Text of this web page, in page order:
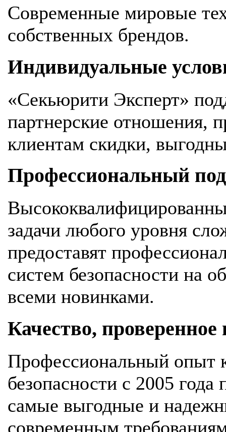
Современные мировые
собственных брендов.
Индивидуальные
«Секьюрити Эксперт»
партнерские отношения,
клиентам скидки,
Профессиональный
задачи любого уровня
предоставят
систем безопасности на
всеми новинками.
Качество,
Профессиональный опыт
безопасности с 2005 года
самые выгодные и
современным